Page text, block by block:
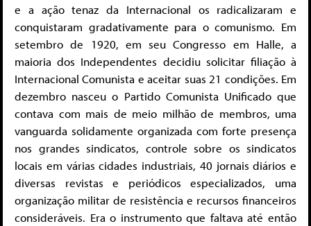
e a ação tenaz da Internacional os radicalizaram e
conquistaram gradativamente para o comunismo. Em
setembro de 1920, em seu Congresso em Halle, a
maioria dos Independentes decidiu solicitar filiação à
Internacional Comunista e aceitar suas 21 condições. Em
dezembro nasceu o Partido Comunista Unificado que
contava com mais de meio milhão de membros, uma
vanguarda solidamente organizada com forte presença
nos grandes sindicatos, controle sobre os sindicatos
locais em várias cidades industriais, 40 jornais diários e
diversas revistas e periódicos especializados, uma
organização militar de resistência e recursos financeiros
consideráveis. Era o instrumento que faltava até então